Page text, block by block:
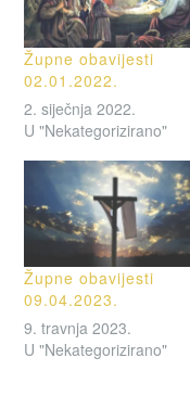
Župne obavijesti
02.01.2022.
2. siječnja 2022.
U "Nekategorizirano"
Župne obavijesti
09.04.2023.
9. travnja 2023.
U "Nekategorizirano"